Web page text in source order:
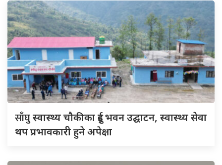
साँघुस्वास्थ्य चौकीका दुई भवन उद्घाटन, स्वास्थ्य सेवा
थप प्रभावकारी हुने अपेक्षा